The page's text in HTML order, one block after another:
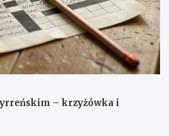
– krzyżówka i